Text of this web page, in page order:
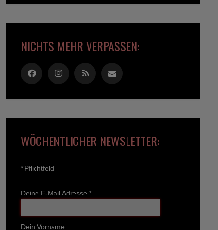
NICHTS MEHR VERPASSEN:
WÖCHENTLICHER NEWSLETTER:
*Pflichtfeld
Deine E-Mail Adresse *
Dein Vorname